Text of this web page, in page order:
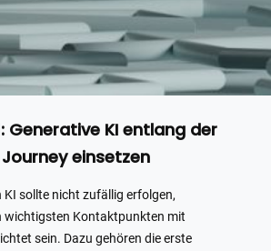
Generative KI entlang der
einsetzen
KI sollte nicht zufällig erfolgen,
wichtigsten Kontaktpunkten mit
sein. Dazu gehören die erste